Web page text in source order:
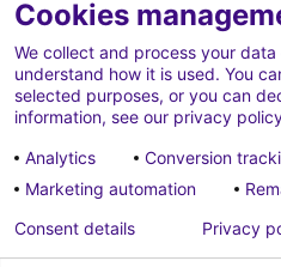
Complaints
Cookies parameters
Cookies
We collect and process your
understand how it is used. You
selected purposes, or you can
information, see our privacy
Analytics
Conversion
Marketing automation
Consent details
Privacy